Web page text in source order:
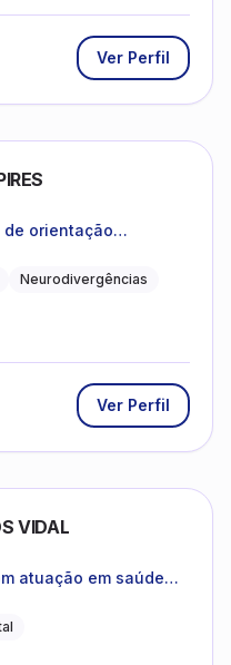
Ver Perfil
orientação
Neurodivergências
Ver Perfil
VIDAL
atuação em saúde